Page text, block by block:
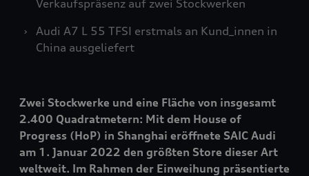
Verkaufspräsenz auf zwei Stockwerken
Audi A7 L 55 TFSI erstmals an Kund_innen in
China ausgeliefert
Zwei Stockwerke und eine Fläche von insgesamt
2.400 Quadratmetern: Mit dem House of
Progress (HoP) in Shanghai eröffnete SAIC Audi
am 1. Januar 2022 den größten Store dieser Art
weltweit. Im Rahmen der Einweihung präsentierte